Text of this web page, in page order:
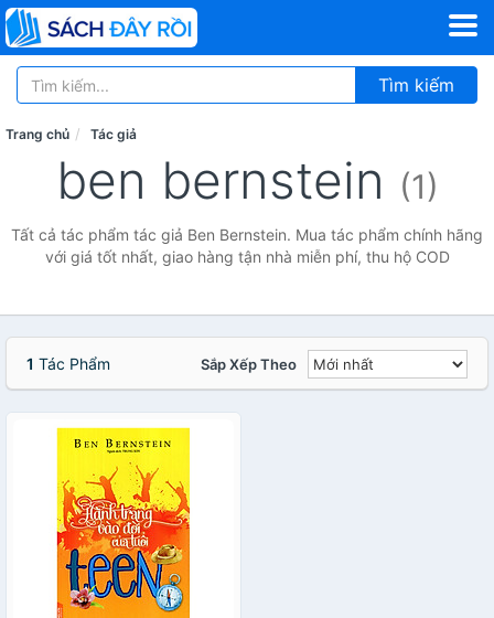
Tìm kiếm
Trang chủ Tác giả
ben bernstein (1)
Tất cả tác phẩm tác giả Ben Bernstein. Mua tác phẩm chính hãng
với giá tốt nhất, giao hàng tận nhà miễn phí, thu hộ COD
1 Tác Phẩm Sắp Xếp Theo